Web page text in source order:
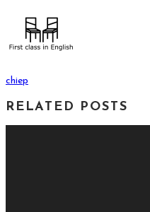
chiep
RELATED POSTS